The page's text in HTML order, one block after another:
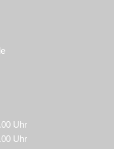
Uhr
Uhr